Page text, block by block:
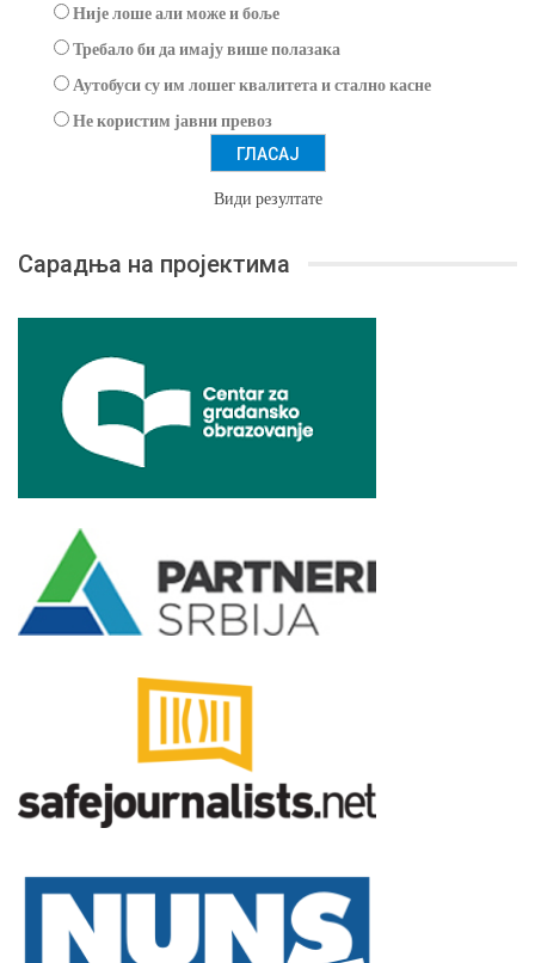
Није лоше али може и боље
Требало би да имају више полазака
Аутобуси су им лошег квалитета и стално касне
Не користим јавни превоз
Види резултате
Сарадња на пројектима